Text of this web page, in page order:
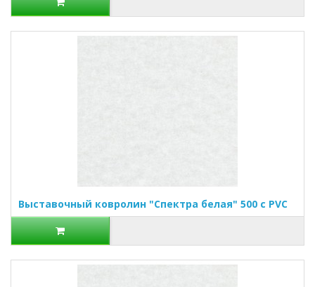
Выставочный ковролин "Спектра белая" 500 с PVC